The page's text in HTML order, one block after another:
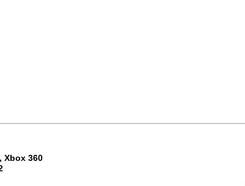
Xbox 360